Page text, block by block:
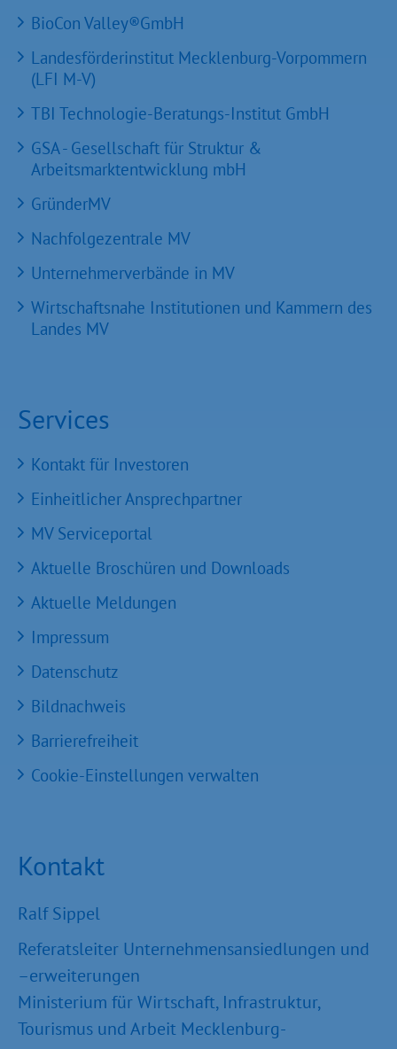
BioCon Valley®GmbH
Landesförderinstitut Mecklenburg-Vorpommern
(LFI M-V)
TBI Technologie-Beratungs-Institut GmbH
GSA - Gesellschaft für Struktur &
Arbeitsmarktentwicklung mbH
GründerMV
Nachfolgezentrale MV
Unternehmerverbände in MV
Wirtschaftsnahe Institutionen und Kammern des
Landes MV
Services
Kontakt für Investoren
Einheitlicher Ansprechpartner
MV Serviceportal
Aktuelle Broschüren und Downloads
Aktuelle Meldungen
Impressum
Datenschutz
Bildnachweis
Barrierefreiheit
Cookie-Einstellungen verwalten
Kontakt
Ralf Sippel
Referatsleiter Unternehmensansiedlungen und
–erweiterungen
Ministerium für Wirtschaft, Infrastruktur,
Tourismus und Arbeit Mecklenburg-